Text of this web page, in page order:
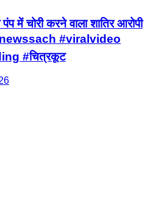
में चोरी करने वाला शातिर आरोपी
#viralvideo
#चित्रकूट